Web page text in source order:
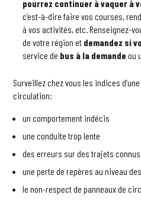
pourrez continuer à vaquer à
c’est-à-dire faire vos courses,
à vos activités, etc. Renseignez-
de votre région et demandez si
service de bus à la demande ou
Surveillez chez vous les indices
circulation:
un comportement indécis
une conduite trop lente
des erreurs sur des trajets connus
une perte de repères au niveau
le non-respect de panneaux de